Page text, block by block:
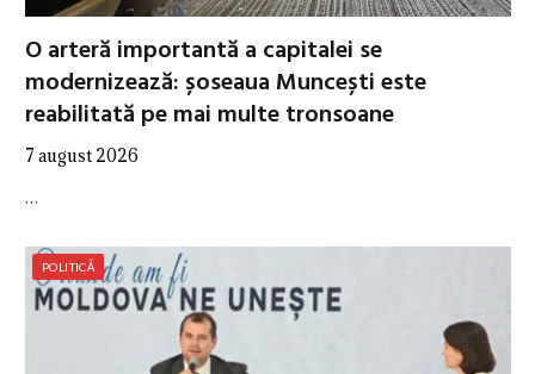
O arteră importantă a capitalei se
modernizează: șoseaua Muncești este
reabilitată pe mai multe tronsoane
7 august 2026
…
POLITICĂ